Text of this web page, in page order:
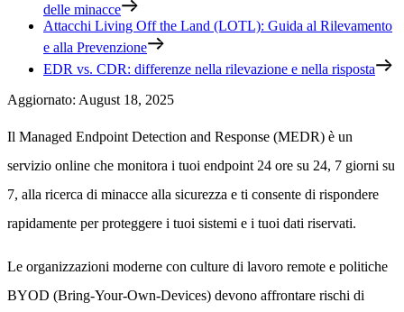
delle minacce
Attacchi Living Off the Land (LOTL): Guida al Rilevamento
e alla Prevenzione
EDR vs. CDR: differenze nella rilevazione e nella risposta
Aggiornato: August 18, 2025
Il Managed Endpoint Detection and Response (MEDR) è un
servizio online che monitora i tuoi endpoint 24 ore su 24, 7 giorni su
7, alla ricerca di minacce alla sicurezza e ti consente di rispondere
rapidamente per proteggere i tuoi sistemi e i tuoi dati riservati.
Le organizzazioni moderne con culture di lavoro remote e politiche
BYOD (Bring-Your-Own-Devices) devono affrontare rischi di